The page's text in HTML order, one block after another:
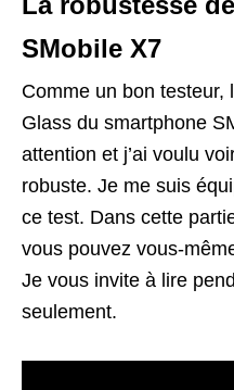
SMobile X7
Comme un bon testeur,
Glass du smartphone
attention et j’ai voulu
robuste. Je me suis
ce test. Dans cette
vous pouvez vous-
Je vous invite à lire
seulement.